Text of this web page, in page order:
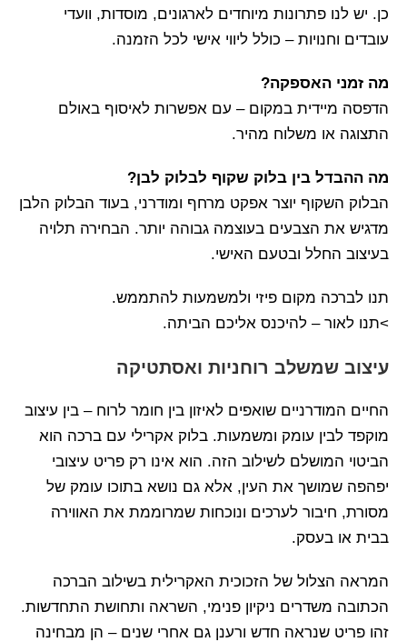
כן. יש לנו פתרונות מיוחדים לארגונים, מוסדות, וועדי
עובדים וחנויות – כולל ליווי אישי לכל הזמנה.
מה זמני האספקה?
הדפסה מיידית במקום – עם אפשרות לאיסוף באולם
התצוגה או משלוח מהיר.
מה ההבדל בין בלוק שקוף לבלוק לבן?
הבלוק השקוף יוצר אפקט מרחף ומודרני, בעוד הבלוק הלבן
מדגיש את הצבעים בעוצמה גבוהה יותר. הבחירה תלויה
בעיצוב החלל ובטעם האישי.
תנו לברכה מקום פיזי ולמשמעות להתממש.
>תנו לאור – להיכנס אליכם הביתה.
עיצוב שמשלב רוחניות ואסתטיקה
החיים המודרניים שואפים לאיזון בין חומר לרוח – בין עיצוב
מוקפד לבין עומק ומשמעות. בלוק אקרילי עם ברכה הוא
הביטוי המושלם לשילוב הזה. הוא אינו רק פריט עיצובי
יפהפה שמושך את העין, אלא גם נושא בתוכו עומק של
מסורת, חיבור לערכים ונוכחות שמרוממת את האווירה
בבית או בעסק.
המראה הצלול של הזכוכית האקרילית בשילוב הברכה
הכתובה משדרים ניקיון פנימי, השראה ותחושת התחדשות.
זהו פריט שנראה חדש ורענן גם אחרי שנים – הן מבחינה